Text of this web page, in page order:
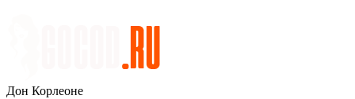
Дон Корлеоне